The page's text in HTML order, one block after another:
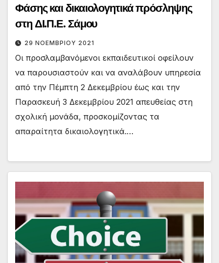
Φάσης και δικαιολογητικά πρόσληψης
στη ΔΙ.Π.Ε. Σάμου
29 ΝΟΕΜΒΡΊΟΥ 2021
Οι προσλαμβανόμενοι εκπαιδευτικοί οφείλουν
να παρουσιαστούν και να αναλάβουν υπηρεσία
από την Πέμπτη 2 Δεκεμβρίου έως και την
Παρασκευή 3 Δεκεμβρίου 2021 απευθείας στη
σχολική μονάδα, προσκομίζοντας τα
απαραίτητα δικαιολογητικά.…